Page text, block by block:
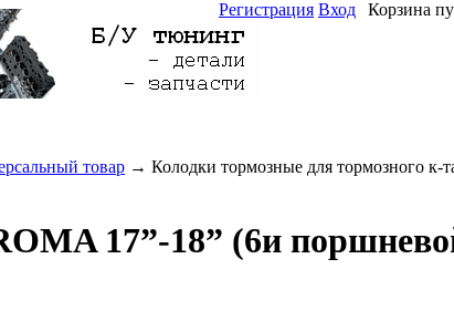
Корзина
Регистрация Вход
товар → Колодки тормозные для тормозного к-
17”-18” (6и